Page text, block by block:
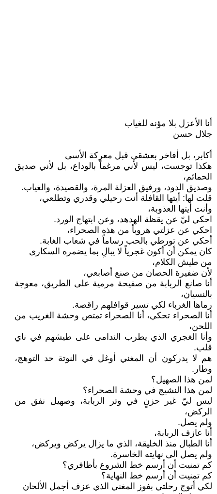
أنا الأعزل بلا مؤنه للغياب
جلال حسن
أكابر، بل أفاخر بعشقي قبل معركة الأسى
هكذا توجست، ليس لأني مرغماً بالوداع، بل لأني صديق
الحمائم،
وصديق الدود، ورفيق العزلة المرة، والقصيدة، والغياب.
قلت لها: أيتها القافلة أنت رحيلي وقدري وتطلعي،
وأنت أيتها العذوبة،
احكي ليّ عن يقظة الهدهد، وعن ابتهاج الورد.
احكي عن عزلتي هروباً من هذه الصحراء،
أحكي عن تورطي بالحب رساماً في شعاب الغابة.
كان يمكن أن أكون غجرياً لا يبالِ بما يضمره السكارى
من طيش الكلام،
لأن ضفيرة الحصان من صنع أصابعي،
أنا صانع الربابة من صفيحة مرمية على الطريق، معوجة
بالنسيان،
رماها الغرباء لكي تسير قوافلهم راقصة.
أنا الصحراء تحكي، أنا الصحراء تمتص وحشة الغريب من
اللحن،
وأنا الغجري الذي يطرب الندامى على طيشهم في ناي
قلب.
هم لا يدركون أن المغني أوغل في النوتة حد التوهج،
وطار.
لمن هذا الصهيل؟
لمن هذا النشيج في وحشة الصحراء؟
ليس ليّ غير حزنٍ في وتر الربابة، وصهيل نفق من
الركض،
ولم يصل.
أنا عازف الربابة،
أنا الطبال منذ الخليقة، الذي ما يزال يركض ويركض،
ولم يصل الى نهايته الخاسرة.
كم تمنيت أن أرسم خط الشروع بأظافري؟
كم تمنيت أن أرسم خط النهاية؟
لكي أتوج رحلتي بفوز المغني الذي عزف أجمل الألحان